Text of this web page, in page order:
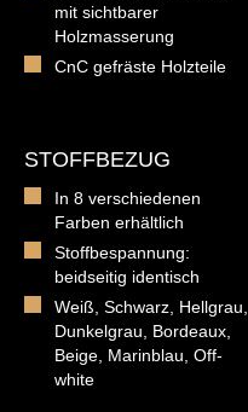
mit sichtbarer
Holzmasserung
CnC gefräste Holzteile
STOFFBEZUG
In 8 verschiedenen
Farben erhältlich
Stoffbespannung:
beidseitig identisch
Weiß, Schwarz, Hellgrau,
Dunkelgrau, Bordeaux,
Beige, Marinblau, Off-
white